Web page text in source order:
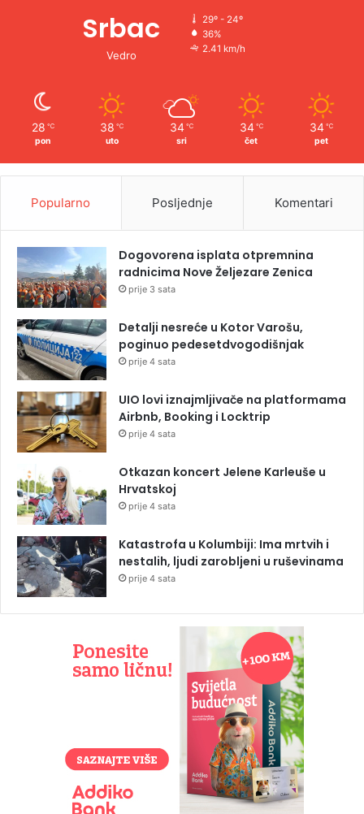
Srbac
Vedro
29º - 24º
36%
2.41 km/h
28 ℃
pon
38 ℃
uto
34 ℃
sri
34 ℃
čet
34 ℃
pet
Popularno Posljednje Komentari
Dogovorena isplata otpremnina
radnicima Nove Željezare Zenica
prije 3 sata
Detalji nesreće u Kotor Varošu,
poginuo pedesetdvogodišnjak
prije 4 sata
UIO lovi iznajmljivače na platformama
Airbnb, Booking i Locktrip
prije 4 sata
Otkazan koncert Jelene Karleuše u
Hrvatskoj
prije 4 sata
Katastrofa u Kolumbiji: Ima mrtvih i
nestalih, ljudi zarobljeni u ruševinama
prije 4 sata